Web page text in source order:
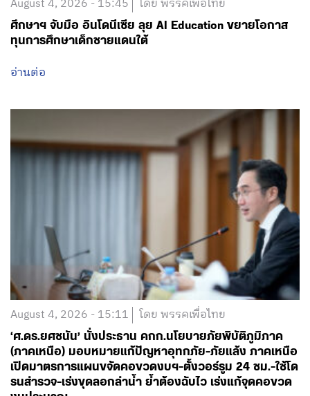
อ่านต่อ
August 4, 2026 - 15:11 โดย พรรคเพื่อไทย
‘ศ.ดร.ยศชนัน’ นั่งประธาน คกก.นโยบายภัยพิบัติภูมิภาค
(ภาคเหนือ) มอบหมายแก้ปัญหาอุทกภัย-ภัยแล้ง ภาคเหนือ
เปิดมาตรการแผนขจัดคอขวดงบฯ-ตั้งวอร์รูม 24 ชม.-ใช้โด
รนสำรวจ-เร่งขุดลอกลำน้ำ ย้ำต้องฉับไว เร่งแก้จุดคอขวด
งบประมาณ
อ่านต่อ